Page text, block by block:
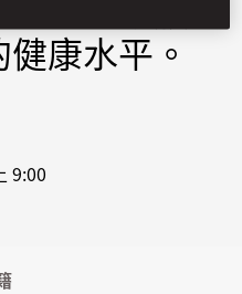
康水平。
9:00